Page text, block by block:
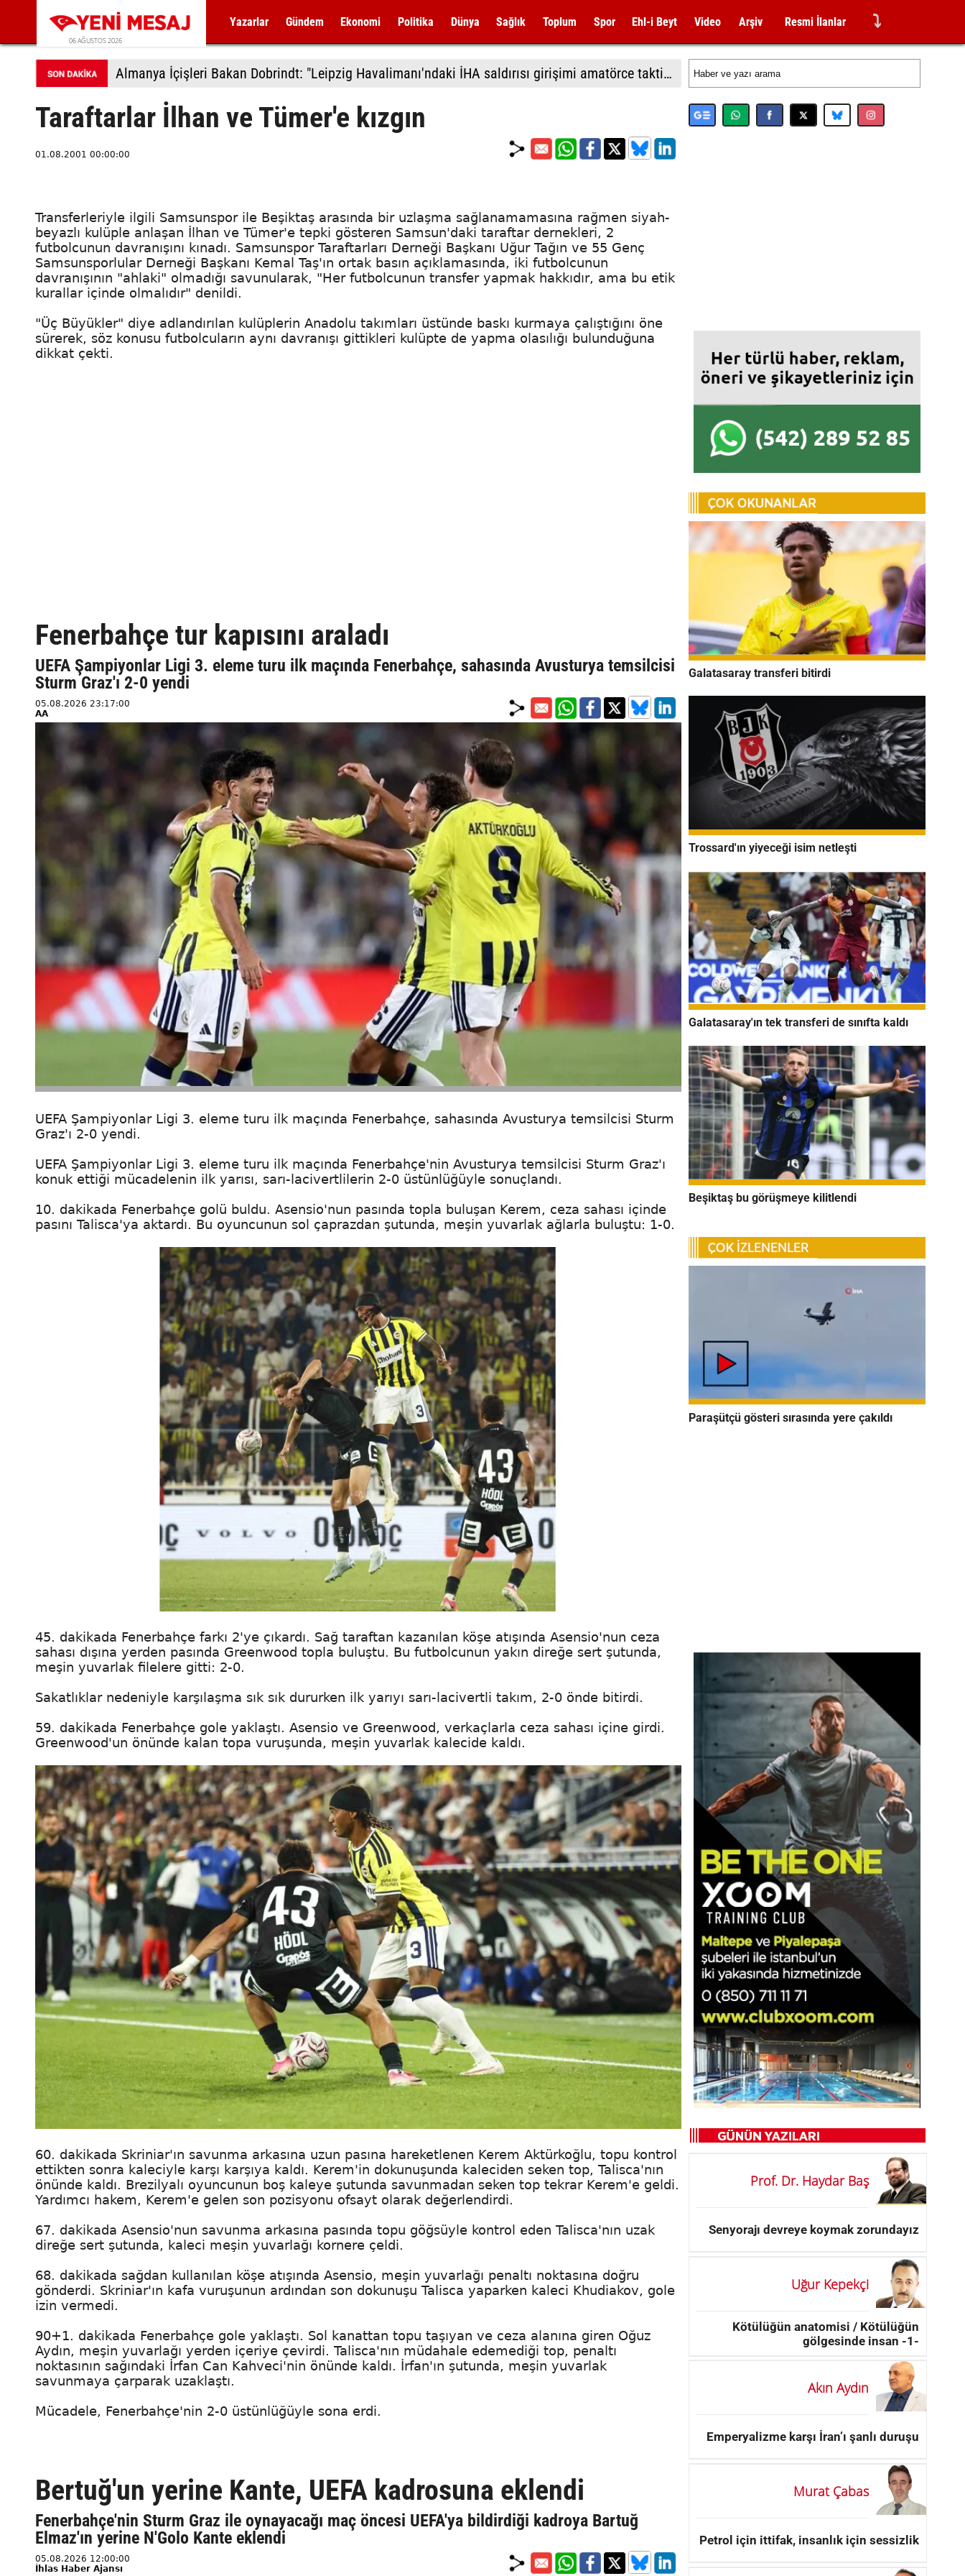
06 AĞUSTOS 2026
Yazarlar Gündem Ekonomi Politika Dünya Sağlık Toplum Spor Ehl-i Beyt Video Arşiv Resmi İlanlar ⤵
Almanya İçişleri Bakan Dobrindt: "Leipzig Havalimanı'ndaki İHA saldırısı girişimi amatörce taktiklere işaret etmiyor"
Taraftarlar İlhan ve Tümer'e kızgın
01.08.2001 00:00:00
Transferleriyle ilgili Samsunspor ile Beşiktaş arasında bir uzlaşma sağlanamamasına rağmen siyah-
beyazlı kulüple anlaşan İlhan ve Tümer'e tepki gösteren Samsun'daki taraftar dernekleri, 2
futbolcunun davranışını kınadı. Samsunspor Taraftarları Derneği Başkanı Uğur Tağın ve 55 Genç
Samsunsporlular Derneği Başkanı Kemal Taş'ın ortak basın açıklamasında, iki futbolcunun
davranışının "ahlaki" olmadığı savunularak, "Her futbolcunun transfer yapmak hakkıdır, ama bu etik
kurallar içinde olmalıdır" denildi.
"Üç Büyükler" diye adlandırılan kulüplerin Anadolu takımları üstünde baskı kurmaya çalıştığını öne
sürerek, söz konusu futbolcuların aynı davranışı gittikleri kulüpte de yapma olasılığı bulunduğuna
dikkat çekti.
Fenerbahçe tur kapısını araladı
UEFA Şampiyonlar Ligi 3. eleme turu ilk maçında Fenerbahçe, sahasında Avusturya temsilcisi
Sturm Graz'ı 2-0 yendi
05.08.2026 23:17:00
AA
UEFA Şampiyonlar Ligi 3. eleme turu ilk maçında Fenerbahçe, sahasında Avusturya temsilcisi Sturm
Graz'ı 2-0 yendi.
UEFA Şampiyonlar Ligi 3. eleme turu ilk maçında Fenerbahçe'nin Avusturya temsilcisi Sturm Graz'ı
konuk ettiği mücadelenin ilk yarısı, sarı-lacivertlilerin 2-0 üstünlüğüyle sonuçlandı.
10. dakikada Fenerbahçe golü buldu. Asensio'nun pasında topla buluşan Kerem, ceza sahası içinde
pasını Talisca'ya aktardı. Bu oyuncunun sol çaprazdan şutunda, meşin yuvarlak ağlarla buluştu: 1-0.
45. dakikada Fenerbahçe farkı 2'ye çıkardı. Sağ taraftan kazanılan köşe atışında Asensio'nun ceza
sahası dışına yerden pasında Greenwood topla buluştu. Bu futbolcunun yakın direğe sert şutunda,
meşin yuvarlak filelere gitti: 2-0.
Sakatlıklar nedeniyle karşılaşma sık sık dururken ilk yarıyı sarı-lacivertli takım, 2-0 önde bitirdi.
59. dakikada Fenerbahçe gole yaklaştı. Asensio ve Greenwood, verkaçlarla ceza sahası içine girdi.
Greenwood'un önünde kalan topa vuruşunda, meşin yuvarlak kalecide kaldı.
60. dakikada Skriniar'ın savunma arkasına uzun pasına hareketlenen Kerem Aktürkoğlu, topu kontrol
ettikten sonra kaleciyle karşı karşıya kaldı. Kerem'in dokunuşunda kaleciden seken top, Talisca'nın
önünde kaldı. Brezilyalı oyuncunun boş kaleye şutunda savunmadan seken top tekrar Kerem'e geldi.
Yardımcı hakem, Kerem'e gelen son pozisyonu ofsayt olarak değerlendirdi.
67. dakikada Asensio'nun savunma arkasına pasında topu göğsüyle kontrol eden Talisca'nın uzak
direğe sert şutunda, kaleci meşin yuvarlağı kornere çeldi.
68. dakikada sağdan kullanılan köşe atışında Asensio, meşin yuvarlağı penaltı noktasına doğru
gönderdi. Skriniar'ın kafa vuruşunun ardından son dokunuşu Talisca yaparken kaleci Khudiakov, gole
izin vermedi.
90+1. dakikada Fenerbahçe gole yaklaştı. Sol kanattan topu taşıyan ve ceza alanına giren Oğuz
Aydın, meşin yuvarlağı yerden içeriye çevirdi. Talisca'nın müdahale edemediği top, penaltı
noktasının sağındaki İrfan Can Kahveci'nin önünde kaldı. İrfan'ın şutunda, meşin yuvarlak
savunmaya çarparak uzaklaştı.
Mücadele, Fenerbahçe'nin 2-0 üstünlüğüyle sona erdi.
Bertuğ'un yerine Kante, UEFA kadrosuna eklendi
Fenerbahçe'nin Sturm Graz ile oynayacağı maç öncesi UEFA'ya bildirdiği kadroya Bartuğ
Elmaz'ın yerine N'Golo Kante eklendi
05.08.2026 12:00:00
İhlas Haber Ajansı
Galatasaray transferi bitirdi
Trossard'ın yiyeceği isim netleşti
Galatasaray'ın tek transferi de sınıfta kaldı
Beşiktaş bu görüşmeye kilitlendi
Paraşütçü gösteri sırasında yere çakıldı
Prof. Dr. Haydar Baş
Senyorajı devreye koymak zorundayız
Uğur Kepekçi
Kötülüğün anatomisi / Kötülüğün
gölgesinde insan -1-
Akın Aydın
Emperyalizme karşı İran’ı şanlı duruşu
Murat Çabas
Petrol için ittifak, insanlık için sessizlik